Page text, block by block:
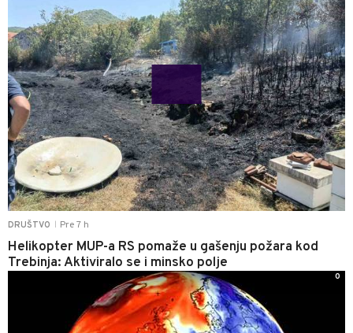
DRUŠTVO Pre 7 h
Helikopter MUP-a RS pomaže u gašenju požara kod
Trebinja: Aktiviralo se i minsko polje
0